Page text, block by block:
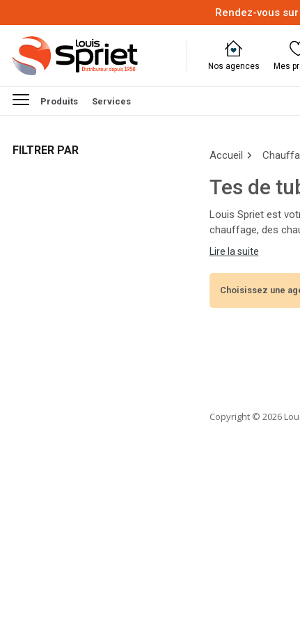
Rendez-vous
Nos agences Mes
Produits Services
FILTRER PAR Accueil
Tes de
Louis Spriet est
chauffage, des
Nos experts vous
l'année !
Lire la suite
Choisissez une
Copyright© 2026